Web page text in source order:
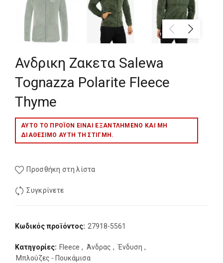
Ανδρικη Ζακετα Salewa
Tognazza Polarite Fleece
Thyme
ΑΥΤΌ ΤΟ ΠΡΟΪΌΝ ΕΊΝΑΙ ΕΞΑΝΤΛΗΜΈΝΟ ΚΑΙ ΜΉ
ΔΙΑΘΈΣΙΜΟ ΑΥΤΉ ΤΗ ΣΤΙΓΜΉ.
Προσθήκη στη λίστα
Συγκρίνετε
Κωδικός προϊόντος: 27918-5561
Κατηγορίες: Fleece , Άνδρας , Ένδυση ,
Μπλούζες - Πουκάμισα